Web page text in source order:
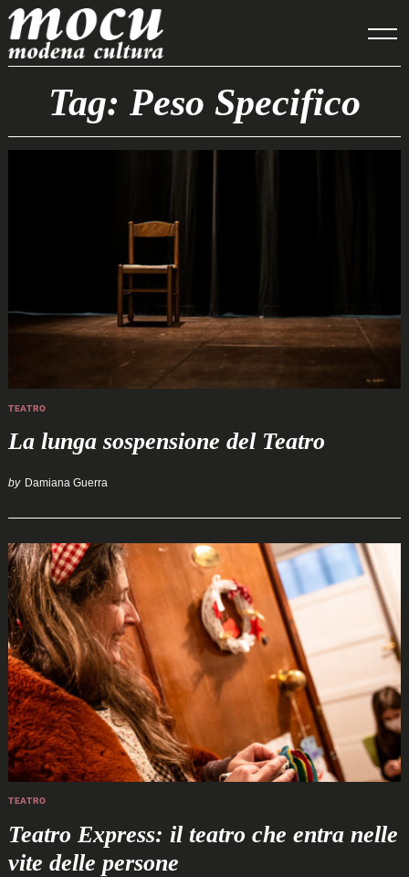
Skip
to
content
Tag: Peso Specifico
TEATRO
La lunga sospensione del Teatro
by Damiana Guerra
TEATRO
Teatro Express: il teatro che entra nelle
vite delle persone